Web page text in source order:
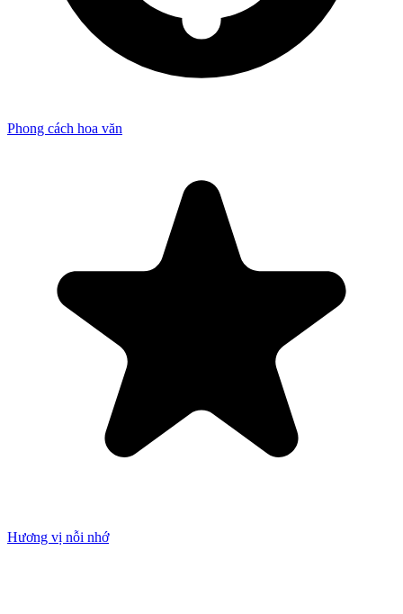
Phong cách hoa văn
Hương vị nỗi nhớ